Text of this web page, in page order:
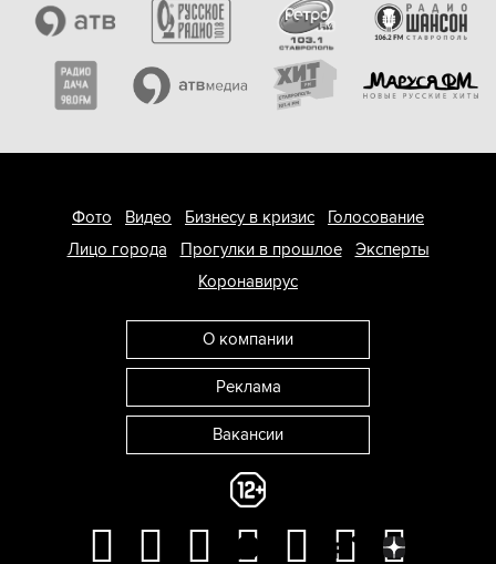
Фото Видео Бизнесу в кризис
Голосование
Лицо города
Прогулки в прошлое
Эксперты
Коронавирус
О компании
Реклама
Вакансии